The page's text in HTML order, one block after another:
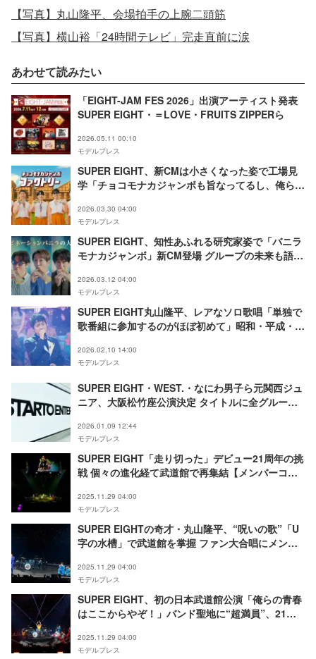
【写真】丸山隆平、会場拍手の上腕二頭筋
【写真】横山裕「24時間テレビ」完走直前に涙
あわせて読みたい
「EIGHT-JAM FES 2026」出演アーティスト発表
SUPER EIGHT・＝LOVE・FRUITS ZIPPERら
2026.05.11 00:10
モデルプレス
SUPER EIGHT、新CMは小さくなった姿で工場見
学「チョコモナカジャンボも旨なってるし、俺らも
2026.03.30 04:00
モデルプレス
SUPER EIGHT、知性あふれる研究家姿で「バニラ
モナカジャンボ」新CM登場 グループの未来も語る
2026.03.12 04:00
モデルプレス
SUPER EIGHT丸山隆平、レアなソロ歌唱「単独で
歌番組に参加するのがほぼ初めて」昭和・平成・令
2026.02.10 14:00
モデルプレス
SUPER EIGHT・WEST.・なにわ男子ら元関西ジュ
ニア、大阪松竹座公演決定 タイトルに全グループ
2026.01.09 12:44
モデルプレス
SUPER EIGHT「走り切った」デビュー21周年の挑
戦 個々の進化経て武道館で再集結【メンバーコメ
2025.11.29 04:00
モデルプレス
SUPER EIGHTの奇才・丸山隆平、“呪いの歌”「U
字の水槽」で武道館を掌握 ファン大合唱にメンバ
館】
2025.11.29 04:00
モデルプレス
SUPER EIGHT、初の日本武道館公演「俺らの青春
はここからやぞ！」バンド聖地に“超満員”、21周
道館】
2025.11.29 04:00
モデルプレス